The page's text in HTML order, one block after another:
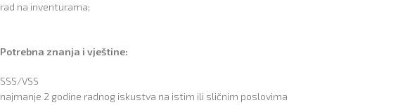
rad na inventurama;
Potrebna znanja i vještine:
SSS/VSS
najmanje 2 godine radnog iskustva na istim ili sličnim poslovima